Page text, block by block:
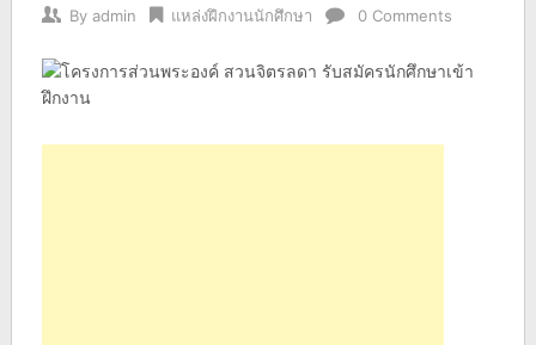
By admin แหล่งฝึกงานนักศึกษา 0 Comments